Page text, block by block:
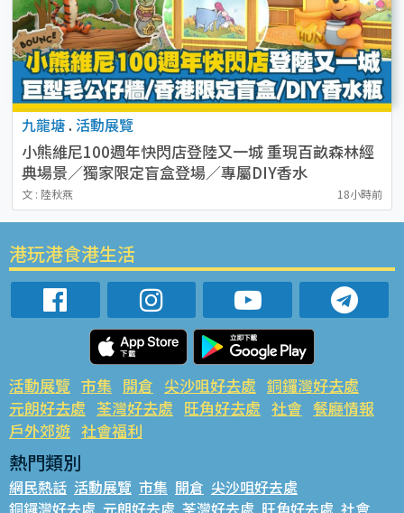
九龍塘 . 活動展覽
小熊維尼100週年快閃店登陸又一城 重現百畝森林經
典場景／獨家限定盲盒登場／專屬DIY香水
文 : 陸秋燕 18小時前
港玩港食港生活
活動展覽 市集 開倉 尖沙咀好去處 銅鑼灣好去處
元朗好去處 荃灣好去處 旺角好去處 社會 餐廳情報
戶外郊遊 社會福利
熱門類別
網民熱話 活動展覽 市集 開倉 尖沙咀好去處
銅鑼灣好去處 元朗好去處 荃灣好去處 旺角好去處 社會